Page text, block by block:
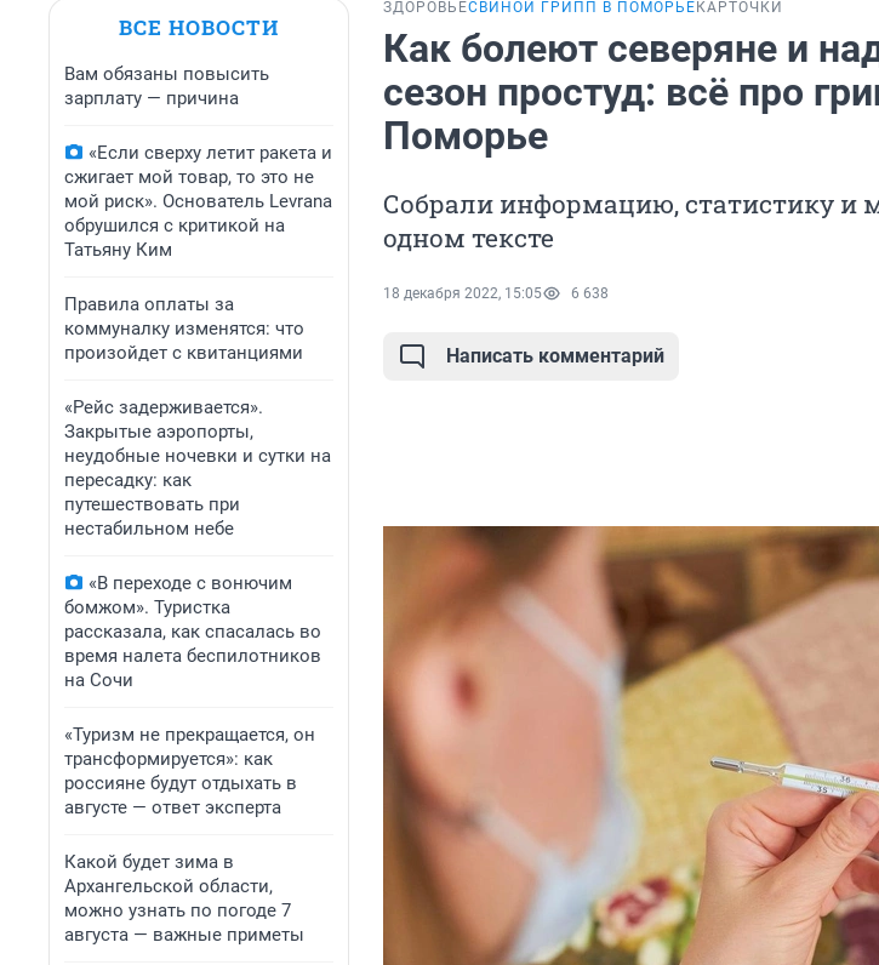
ВСЕ НОВОСТИ
Вам обязаны повысить
зарплату — причина
«Если сверху летит ракета и
сжигает мой товар, то это не
мой риск». Основатель Levrana
обрушился с критикой на
Татьяну Ким
Правила оплаты за
коммуналку изменятся: что
произойдет с квитанциями
«Рейс задерживается».
Закрытые аэропорты,
неудобные ночевки и сутки на
пересадку: как
путешествовать при
нестабильном небе
«В переходе с вонючим
бомжом». Туристка
рассказала, как спасалась во
время налета беспилотников
на Сочи
«Туризм не прекращается, он
трансформируется»: как
россияне будут отдыхать в
августе — ответ эксперта
Какой будет зима в
Архангельской области,
можно узнать по погоде 7
августа — важные приметы
ЗДОРОВЬЕСВИНОЙ ГРИПП В ПОМОРЬЕ КАРТОЧКИ
Как болеют северяне и
сезон простуд: всё про
Поморье
Собрали информацию, статистику и
одном тексте
18 декабря 2022, 15:05 6 638
Написать комментарий